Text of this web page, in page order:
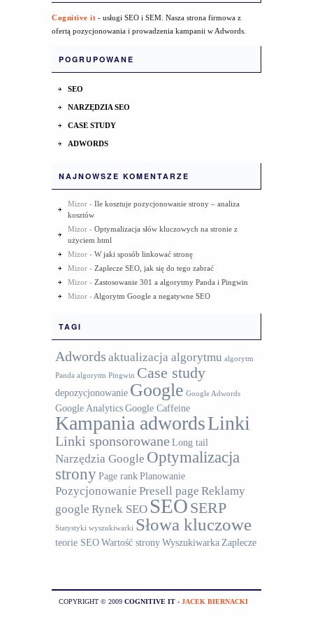
Cognitive it - usługi SEO i SEM. Nasza strona firmowa z
ofertą pozycjonowania i prowadzenia kampanii w Adwords.
POGRUPOWANE
SEO
NARZĘDZIA SEO
CASE STUDY
ADWORDS
NAJNOWSZE KOMENTARZE
Mizor - Ile kosztuje pozycjonowanie strony – analiza
kosztów
Mizor - Optymalizacja słów kluczowych na stronie z
użyciem html
Mizor - W jaki sposób linkować stronę
Mizor - Zaplecze SEO, jak się do tego zabrać
Mizor - Zastosowanie 301 a algorytmy Panda i Pingwin
Mizor - Algorytm Google a negatywne SEO
TAGI
Adwords aktualizacja algorytmu algorytm
Panda algorytm Pingwin Case study
depozycjonowanie Google Google Adwords
Google AnalyticsGoogle Caffeine
Kampania adwordsLinki
Linki sponsorowane Long tail
Narzędzia Google Optymalizacja
stronyPage rankPlanowanie
Pozycjonowanie Presell page Reklamy
google Rynek SEO SEO SERP
Statystyki wyszukiwarki Słowa kluczowe
teorie SEOWartość stronyWyszukiwarka Zaplecze
COPYRIGHT © 2009 COGNITIVE IT - JACEK BIERNACKI